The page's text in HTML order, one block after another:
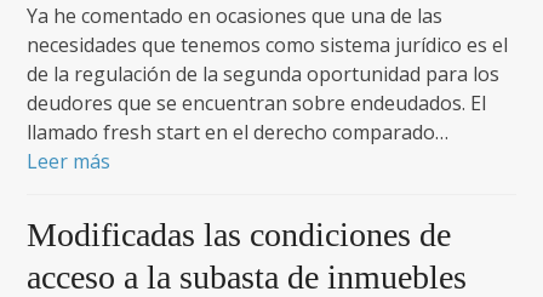
Ya he comentado en ocasiones que una de las
necesidades que tenemos como sistema jurídico es el
de la regulación de la segunda oportunidad para los
deudores que se encuentran sobre endeudados. El
llamado fresh start en el derecho comparado…
Leer más
Modificadas las condiciones de
acceso a la subasta de inmuebles